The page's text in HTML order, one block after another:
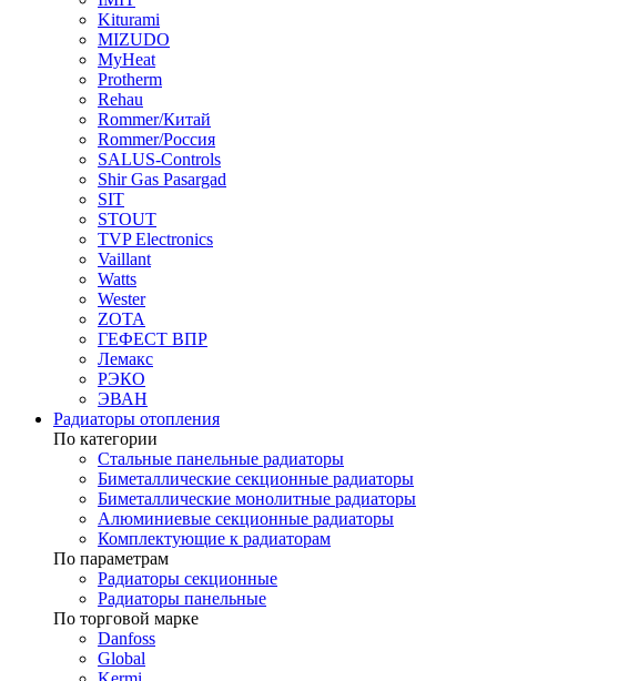
Kiturami
MIZUDO
MyHeat
Protherm
Rehau
Rommer/Китай
Rommer/Россия
SALUS-Controls
Shir Gas Pasargad
SIT
STOUT
TVP Electronics
Vaillant
Watts
Wester
ZOTA
ГЕФЕСТ ВПР
Лемакс
РЭКО
ЭВАН
Радиаторы отопления
По категории
Стальные панельные радиаторы
Биметаллические секционные радиаторы
Биметаллические монолитные радиаторы
Алюминиевые секционные радиаторы
Комплектующие к радиаторам
По параметрам
Радиаторы секционные
Радиаторы панельные
По торговой марке
Danfoss
Global